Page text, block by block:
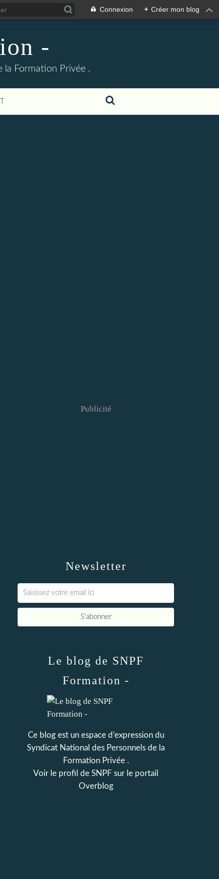
Connexion + Créer mon blog
-
la Formation Privée .
Newsletter
Publicité
Le blog de SNPF
Formation -
Ce blog est un espace d’expression du
Syndicat National des Personnels de la
Formation Privée .
Voir le profil de SNPF sur le portail
Overblog